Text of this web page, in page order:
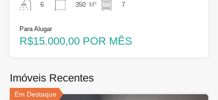
6
350 M²
7
Para Alugar
R$15.000,00 POR MÊS
Imóveis Recentes
Em Destaque